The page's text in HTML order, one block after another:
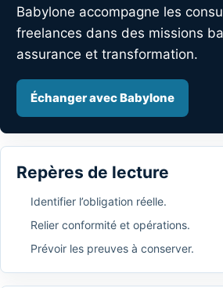
Babylone accompagne les
freelances dans des missions
assurance et transformation.
Échanger avec Babylone
Repères de lecture
Identifier l’obligation réelle.
Relier conformité et opérations.
Prévoir les preuves à conserver.